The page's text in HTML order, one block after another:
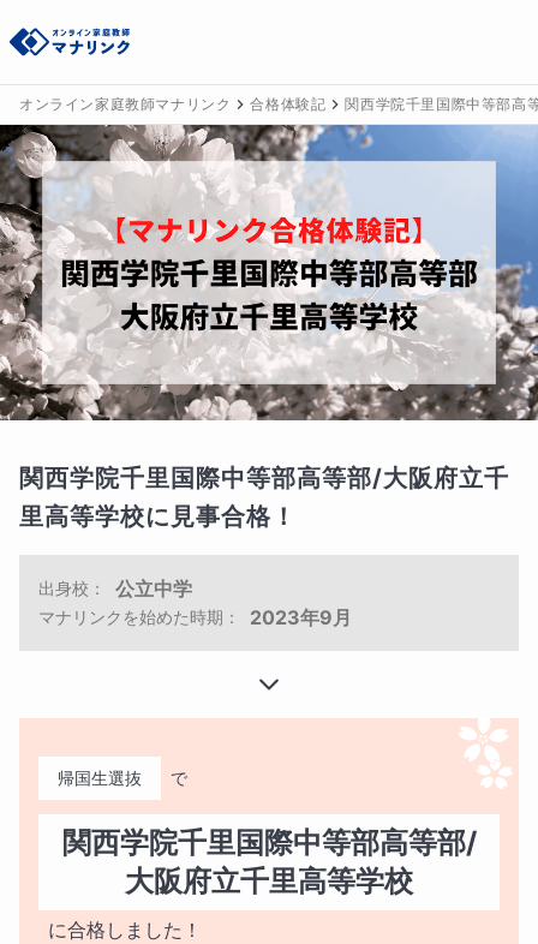
オンライン家庭教師マナリンク 合格体験記 関西学院千里国際中等部高
関西学院千里国際中等部高等部/大阪府立千
里高等学校に見事合格！
出身校： 公立中学
マナリンクを始めた時期： 2023年9月
帰国生選抜 で
関西学院千里国際中等部高等部/
大阪府立千里高等学校
に合格しました！